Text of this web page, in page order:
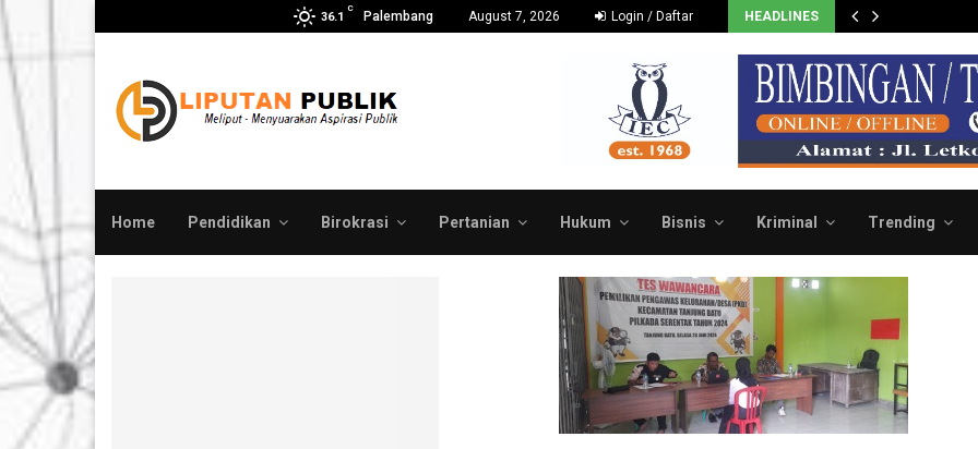
36.1
C
Palembang August 7, 2026 Login / Daftar HEADLINES
Home Pendidikan Birokrasi Pertanian Hukum Bisnis Kriminal Trending